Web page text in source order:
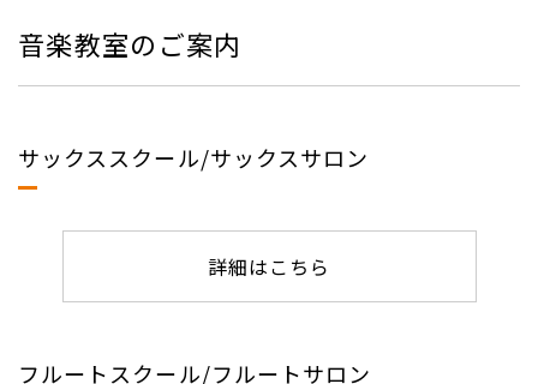
音楽教室のご案内
サックススクール/サックスサロン
詳細はこちら
フルートスクール/フルートサロン